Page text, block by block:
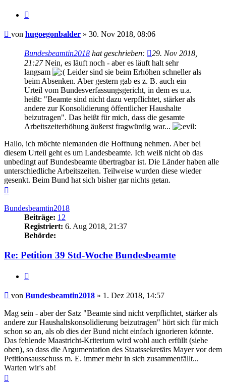
Beitrag
von hugoegonbalder » 30. Nov 2018, 08:06
Bundesbeamtin2018 hat geschrieben:
29. Nov 2018,
21:27Nein, es läuft noch - aber es läuft halt sehr
langsam
Leider sind sie beim Erhöhen schneller als
beim Absenken. Aber gestern gab es z. B. auch ein
Urteil vom Bundesverfassungsgericht, in dem es u.a.
heißt: "Beamte sind nicht dazu verpflichtet, stärker als
andere zur Konsolidierung öffentlicher Haushalte
beizutragen". Das heißt für mich, dass die gesamte
Arbeitszeiterhöhung äußerst fragwürdig war...
Hallo, ich möchte niemanden die Hoffnung nehmen. Aber bei
diesem Urteil geht es um Landesbeamte. Ich weiß nicht ob das
unbedingt auf Bundesbeamte übertragbar ist. Die Länder haben alle
unterschiedliche Arbeitszeiten. Teilweise wurden diese wieder
gesenkt. Beim Bund hat sich bisher gar nichts getan.
Bundesbeamtin2018
Beiträge: 12
Registriert: 6. Aug 2018, 21:37
Behörde:
Re: Petition 39 Std-Woche Bundesbeamte
Beitrag
von Bundesbeamtin2018 » 1. Dez 2018, 14:57
Mag sein - aber der Satz "Beamte sind nicht verpflichtet, stärker als
andere zur Haushaltskonsolidierung beizutragen" hört sich für mich
schon so an, als ob dies der Bund nicht einfach ignorieren könnte.
Das fehlende Maastricht-Kriterium wird wohl auch erfüllt (siehe
oben), so dass die Argumentation des Staatssekretärs Mayer vor dem
Petitionsausschuss m. E. immer mehr in sich zusammenfällt...
Warten wir's ab!